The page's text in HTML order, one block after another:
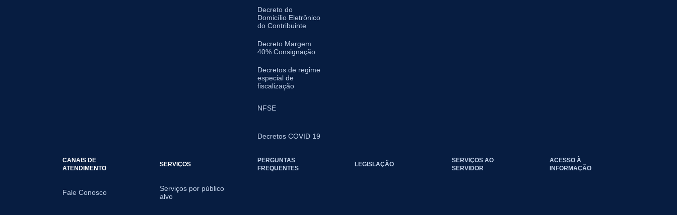
Decreto do
Domicílio Eletrônico
do Contribuinte
Decreto Margem
40% Consignação
Decretos de regime
especial de
fiscalização
NFSE
Decretos COVID 19
CANAIS DE
ATENDIMENTO
Fale Conosco
SERVIÇOS
Serviços por público
alvo
PERGUNTAS
FREQUENTES
LEGISLAÇÃO
SERVIÇOS AO
SERVIDOR
ACESSO À
INFORMAÇÃO